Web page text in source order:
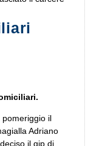
pomeriggio il
Adriano
il gip di